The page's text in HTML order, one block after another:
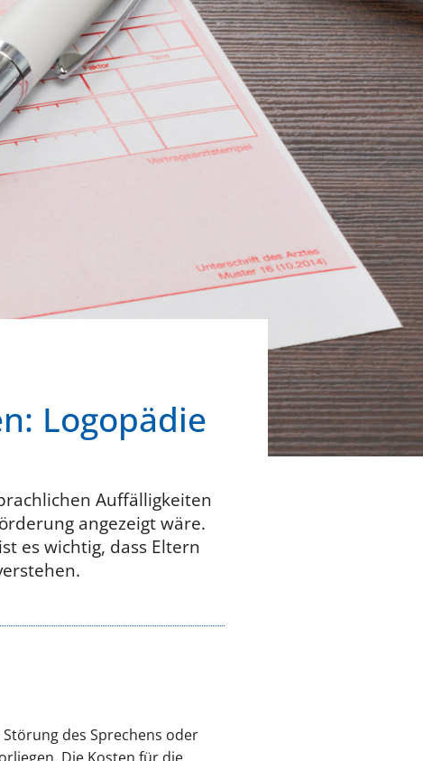
Logopädie
Auffälligkeiten
angezeigt wäre.
es wichtig, dass Eltern
des Sprechens oder
Die Kosten für die